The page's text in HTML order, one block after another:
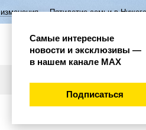
семьи в Нижегородской области
Самые интересные
новости и эксклюзивы —
в нашем канале МАХ
Подписаться